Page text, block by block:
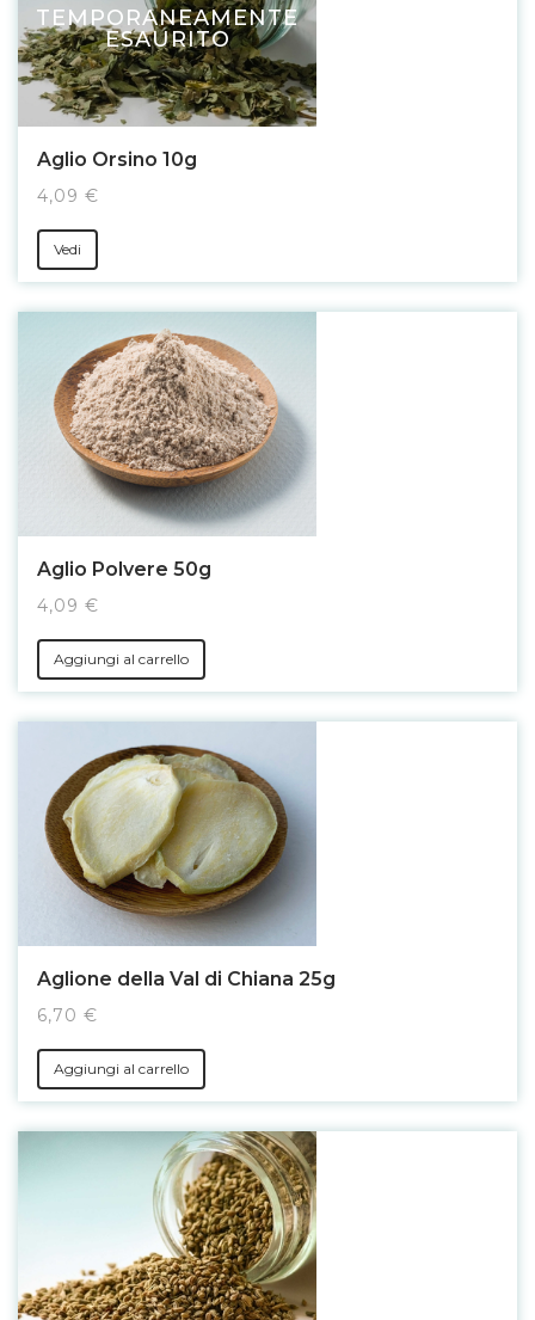
TEMPORANEAMENTE
ESAURITO
Aglio Orsino 10g
4,09 €
Vedi
Aglio Polvere 50g
4,09 €
Aggiungi al carrello
Aglione della Val di Chiana 25g
6,70 €
Aggiungi al carrello